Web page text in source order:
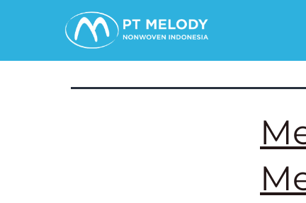
Tag:Bahan